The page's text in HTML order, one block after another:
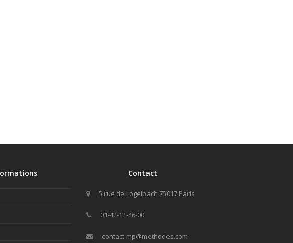
Contact
5 rue de Logelbach 75017 Paris
01-42-12-46-00
contact.mp@methodes.com